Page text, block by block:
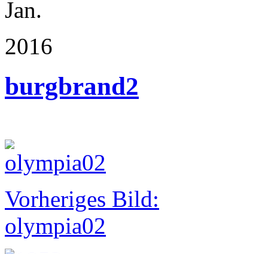
Jan.
2016
burgbrand2
Vorheriges Bild:
olympia02